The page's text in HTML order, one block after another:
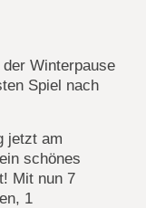
Winterpause
Spiel nach
jetzt am
schönes
Mit nun 7
1